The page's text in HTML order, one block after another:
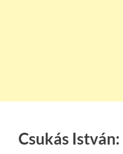
Csukás